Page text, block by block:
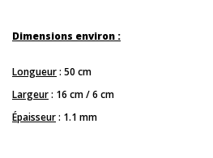
Dimensions environ :
Longueur: 50 cm
Largeur: 16 cm / 6 cm
Épaisseur: 1.1 mm